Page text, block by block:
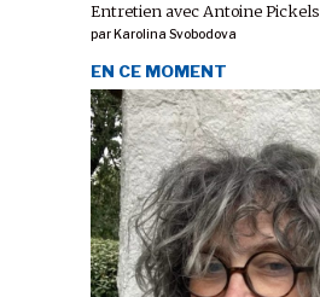
Entretien avec Antoine Pickels
par Karolina Svobodova
EN CE MOMENT